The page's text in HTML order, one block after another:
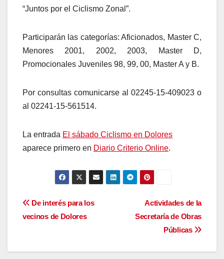
“Juntos por el Ciclismo Zonal”.
Participarán las categorías: Aficionados, Master C,
Menores 2001, 2002, 2003, Master D,
Promocionales Juveniles 98, 99, 00, Master A y B.
Por consultas comunicarse al 02245-15-409023 o
al 02241-15-561514.
La entrada El sábado Ciclismo en Dolores
aparece primero en Diario Criterio Online.
Navegación
entradas
Actividades de la
Secretaría de Obras
Públicas
De interés para los
vecinos de Dolores